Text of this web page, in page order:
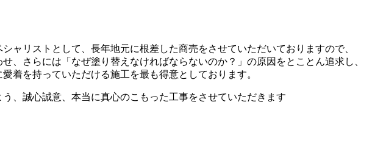
ャリストとして、長年地元に根差した商売をさせていただいておりますので、
、さらには「なぜ塗り替えなければならないのか？」の原因をとことん追求し、
着を持っていただける施工を最も得意としております。
、誠心誠意、本当に真心のこもった工事をさせていただきます